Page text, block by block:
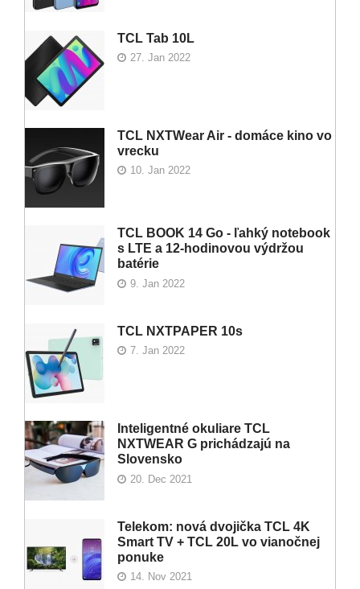
TCL Tab 10L
27. Jan 2022
TCL NXTWear Air - domáce kino vo
vrecku
10. Jan 2022
TCL BOOK 14 Go - ľahký notebook
s LTE a 12-hodinovou výdržou
batérie
9. Jan 2022
TCL NXTPAPER 10s
7. Jan 2022
Inteligentné okuliare TCL
NXTWEAR G prichádzajú na
Slovensko
20. Dec 2021
Telekom: nová dvojička TCL 4K
Smart TV + TCL 20L vo vianočnej
ponuke
14. Nov 2021